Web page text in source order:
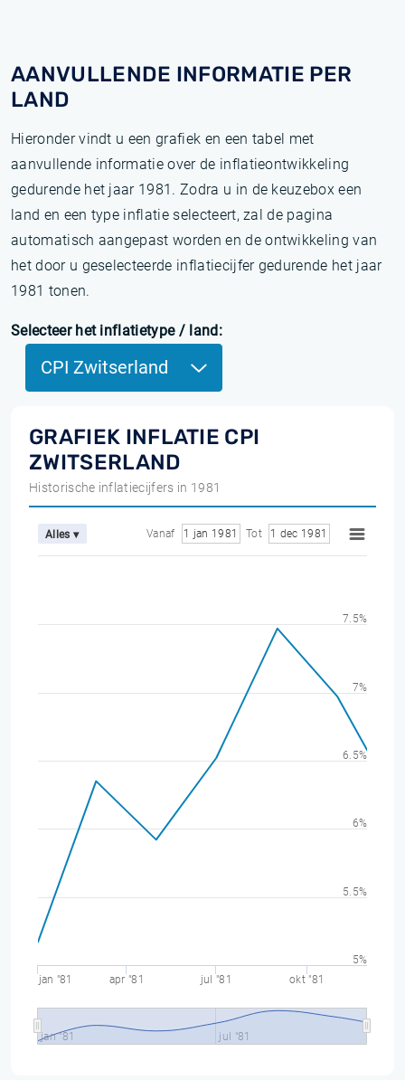
AANVULLENDE INFORMATIE PER
LAND
Hieronder vindt u een grafiek en een tabel met
aanvullende informatie over de inflatieontwikkeling
gedurende het jaar 1981. Zodra u in de keuzebox een
land en een type inflatie selecteert, zal de pagina
automatisch aangepast worden en de ontwikkeling van
het door u geselecteerde inflatiecijfer gedurende het jaar
1981 tonen.
Selecteer het inflatietype / land:
CPI Zwitserland
GRAFIEK INFLATIE CPI
ZWITSERLAND
Historische inflatiecijfers in 1981
Alles ▾ Vanaf 1 jan 1981 Tot 1 dec 1981
jan "81 apr "81 jul "81 okt "81
jan "81 jul "81
5%
5.5%
6%
6.5%
7%
7.5%